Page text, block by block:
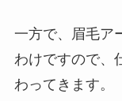
一方で、眉毛ア
わけですので、
わってきます。